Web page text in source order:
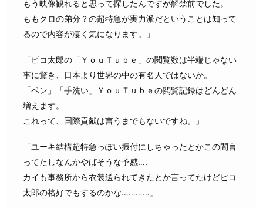
もう映像観れると思って探したんですが解禁前でした。
ももクロの弟分？の超特急が実力派だということは知って
るので内容が凄く気になります。」
「ピコ太郎の「ＹｏｕＴｕｂｅ」の閲覧数は半端じゃない
事に驚き、日本より世界の中の有名人ではないか。
「ペン」「手洗い」ＹｏｕＴｕｂｅの閲覧記録はどんどん
増えます。
これって、国際貢献は言うまでもないですね。」
「ユーキ結構超特急っぽい振付にしちゃったとかこの間言
ってたしなんかやばそうな予感….
カイも事務所から衣装送られてきたとか言ってたけどピコ
太郎の格好でもするのかな…………」